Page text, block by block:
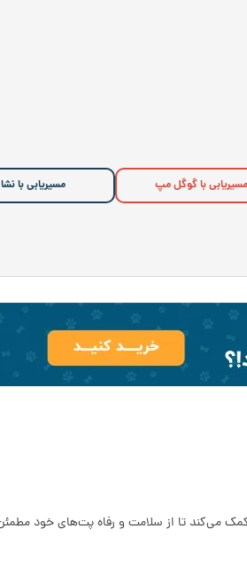
مسیریابی با گوگل مپ مسیریابی با
کمک می‌کند تا از سلامت و رفاه پت‌های خود